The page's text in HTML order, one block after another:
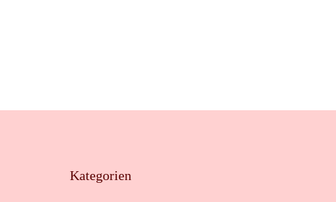
Kategorien